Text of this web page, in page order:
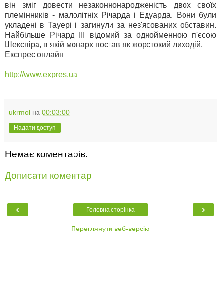
він зміг довести незаконнонародженість двох своїх
племінників - малолітніх Річарда і Едуарда. Вони були
укладені в Тауері і загинули за нез'ясованих обставин.
Найбільше Річард III відомий за однойменною п'єсою
Шекспіра, в якій монарх постав як жорстокий лиходій.
Експрес онлайн
http://www.expres.ua
ukrmol на 00:03:00
Надати доступ
Немає коментарів:
Дописати коментар
‹ ›
Головна сторінка
Переглянути веб-версію